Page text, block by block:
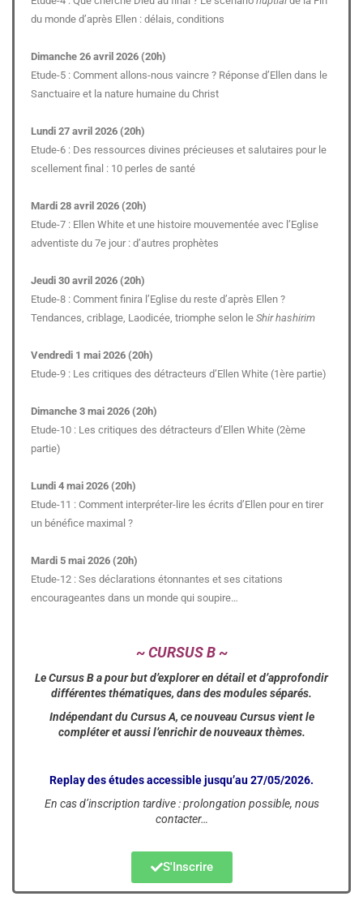
du monde d’après Ellen : délais, conditions
Dimanche 26 avril 2026 (20h)
Etude-5 : Comment allons-nous vaincre ? Réponse d’Ellen dans le
Sanctuaire et la nature humaine du Christ
Lundi 27 avril 2026 (20h)
Etude-6 : Des ressources divines précieuses et salutaires pour le
scellement final : 10 perles de santé
Mardi 28 avril 2026 (20h)
Etude-7 : Ellen White et une histoire mouvementée avec l’Eglise
adventiste du 7e jour : d’autres prophètes
Jeudi 30 avril 2026 (20h)
Etude-8 : Comment finira l’Eglise du reste d’après Ellen ?
Tendances, criblage, Laodicée, triomphe selon le Shir hashirim
Vendredi 1 mai 2026 (20h)
Etude-9 : Les critiques des détracteurs d’Ellen White (1ère partie)
Dimanche 3 mai 2026 (20h)
Etude-10 : Les critiques des détracteurs d’Ellen White (2ème
partie)
Lundi 4 mai 2026 (20h)
Etude-11 : Comment interpréter-lire les écrits d’Ellen pour en tirer
un bénéfice maximal ?
Mardi 5 mai 2026 (20h)
Etude-12 : Ses déclarations étonnantes et ses citations
encourageantes dans un monde qui soupire…
~ CURSUS B ~
Le Cursus B a pour but d’explorer en détail et d’approfondir
différentes thématiques, dans des modules séparés.
Indépendant du Cursus A, ce nouveau Cursus vient le
compléter et aussi l’enrichir de nouveaux thèmes.
Replay des études accessible jusqu’au 27/05/2026.
En cas d’inscription tardive : prolongation possible, nous
contacter…
S'Inscrire